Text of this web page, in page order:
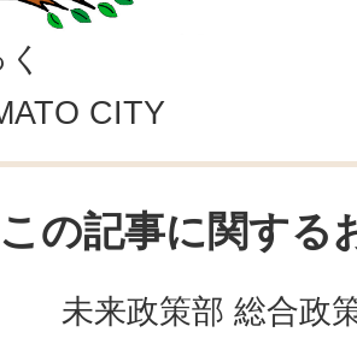
CITY
この記事に関する
未来政策部 総合政